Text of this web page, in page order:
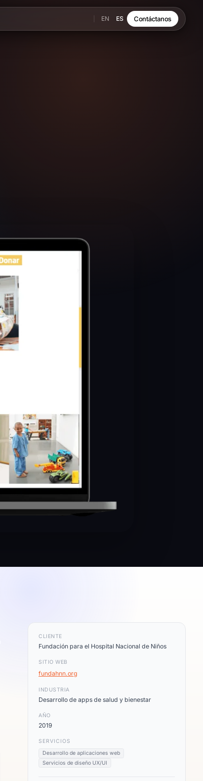
EN ES Contáctanos
CLIENTE
Fundación para el Hospital Nacional de Niños
SITIO WEB
fundahnn.org
INDUSTRIA
Desarrollo de apps de salud y bienestar
AÑO
2019
SERVICIOS
Desarrollo de aplicaciones web
Servicios de diseño UX/UI